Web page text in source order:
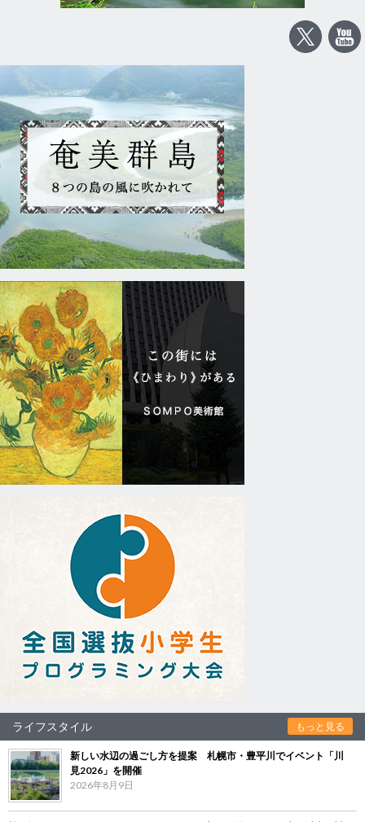
ライフスタイル もっと見る
新しい水辺の過ごし方を提案 札幌市・豊平川でイベント「川
見2026」を開催
2026年8月9日